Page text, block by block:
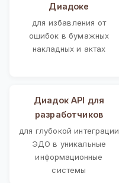
Диадоке
для избавления от
ошибок в бумажных
накладных и актах
Диадок API для
разработчиков
для глубокой интеграции
ЭДО в уникальные
информационные
системы